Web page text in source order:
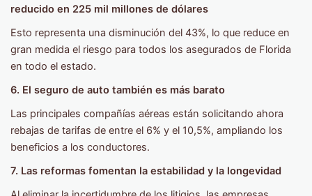
reducido en 225 mil millones de dólares
Esto representa una disminución del 43%, lo que reduce en
gran medida el riesgo para todos los asegurados de Florida
en todo el estado.
6. El seguro de auto también es más barato
Las principales compañías aéreas están solicitando ahora
rebajas de tarifas de entre el 6% y el 10,5%, ampliando los
beneficios a los conductores.
7. Las reformas fomentan la estabilidad y la longevidad